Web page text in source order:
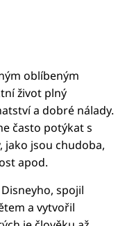
oblíbeným
život plný
a dobré nálady.
často potýkat s
jako jsou chudoba,
apod.
spojil
a vytvořil